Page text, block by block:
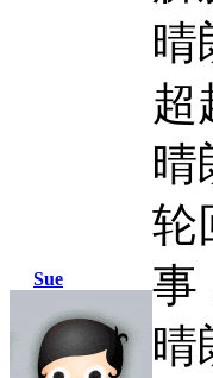
Sue
晴
超
晴
轮
事
晴